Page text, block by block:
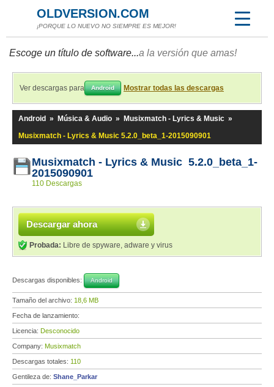
OLDVERSION.COM
¡PORQUE LO NUEVO NO SIEMPRE ES MEJOR!
Escoge un título de software...a la versión que amas!
Ver descargas para Android Mostrar todas las descargas
Android » Música & Audio » Musixmatch - Lyrics & Music »
Musixmatch - Lyrics & Music 5.2.0_beta_1-2015090901
Musixmatch - Lyrics & Music 5.2.0_beta_1-
2015090901
110 Descargas
Descargar ahora
Probada: Libre de spyware, adware y virus
Descargas disponibles: Android
Tamaño del archivo: 18,6 MB
Fecha de lanzamiento:
Licencia: Desconocido
Company: Musixmatch
Descargas totales: 110
Gentileza de: Shane_Parkar